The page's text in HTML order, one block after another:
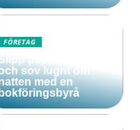
FÖRETAG
pappersarbetet
sov lugnt om
med en